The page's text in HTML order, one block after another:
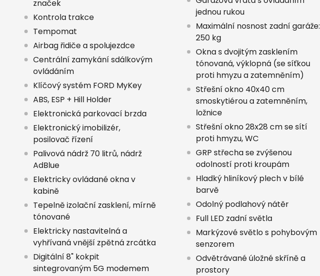
značek
Kontrola trakce
Tempomat
Airbag řidiče a spolujezdce
Centrální zamykání sdálkovým
ovládáním
Klíčový systém FORD MyKey
ABS, ESP + Hill Holder
Elektronická parkovací brzda
Elektronický imobilizér,
posilovač řízení
Palivová nádrž 70 litrů, nádrž
AdBlue
Elektricky ovládané okna v
kabině
Tepelně izolační zasklení, mírně
tónované
Elektricky nastavitelná a
vyhřívaná vnější zpětná zrcátka
Digitální 8" kokpit
sintegrovaným 5G modemem
jednou rukou
Maximální nosnost zadní garáže:
250 kg
Okna s dvojitým zasklením
tónovaná, výklopná (se síťkou
proti hmyzu a zatemněním)
Střešní okno 40x40 cm
smoskytiérou a zatemněním,
ložnice
Střešní okno 28x28 cm se sítí
proti hmyzu, WC
GRP střecha se zvýšenou
odolností proti kroupám
Hladký hliníkový plech v bílé
barvě
Odolný podlahový nátěr
Full LED zadní světla
Markýzové světlo s pohybovým
senzorem
Odvětrávané úložné skříně a
prostory